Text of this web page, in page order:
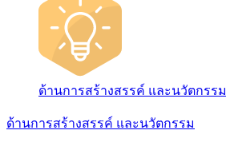
ด้านการสร้างสรรค์ และนวัตกรรม
ด้านการสร้างสรรค์ และนวัตกรรม